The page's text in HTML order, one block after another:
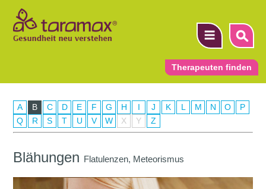
Therapeuten finden
A B C D E F G H I J K L M N O
P
Q
R S T U V W X Y Z
Blähungen Flatulenzen, Meteorismus